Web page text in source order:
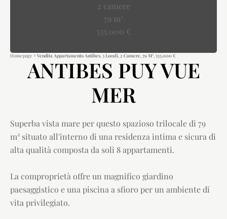
2 camere
79 m²
555.000 €
Homepage Vendita Appartamento Antibes, 3 Locali, 2 Camere, 79 M², 555.000 €
ANTIBES PUY VUE
MER
Superba vista mare per questo spazioso trilocale di 79
m² situato all'interno di una residenza intima e sicura di
alta qualità composta da soli 8 appartamenti.
La comproprietà offre un magnifico giardino
paesaggistico e una piscina a sfioro per un ambiente di
vita privilegiato.